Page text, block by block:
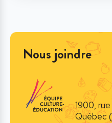
Nous joindre
1900,
Québec